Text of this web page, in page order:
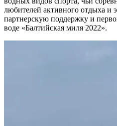
любителей активного отдыха и
партнерскую поддержку и
воде «Балтийская миля 2022».